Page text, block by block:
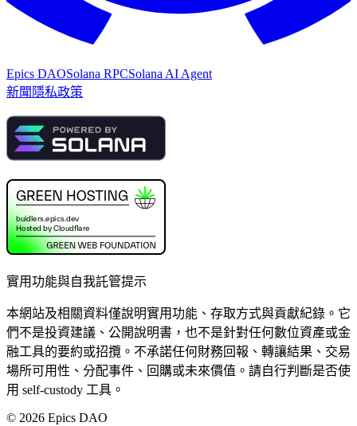
Epics DAOSolana RPCSolana AI Agent
新聞 隱私政策
實用功能與自我託管提示
本網站及相關資料僅說明實用功能、存取方式與貢獻紀錄。它
們不是投資建議、公開說明書，也不是針對任何數位資產或金
融工具的要約或招攬。不承諾任何財務回報、轉讓結果、交易
場所可用性、分配事件、回購或未來價值。請自行判斷是否使
用 self-custody 工具。
© 2026 Epics DAO